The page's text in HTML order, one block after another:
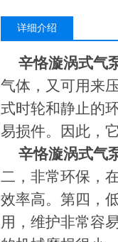
详细介绍
辛恪漩涡式气
气体，又可用来
式时轮和静止的
易损件。因此，
辛恪漩涡式气
二，非常环保，
效率高。第四，
用，维护非常容